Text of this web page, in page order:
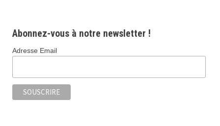
Abonnez-vous à notre newsletter !
Adresse Email